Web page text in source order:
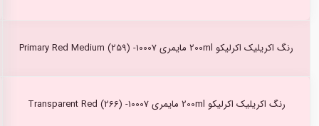
رنگ اکریلیک اکرلیکو 200ml مایمری Primary Red Medium (259) -10007
رنگ اکریلیک اکرلیکو 200ml مایمری Transparent Red (266) -10007